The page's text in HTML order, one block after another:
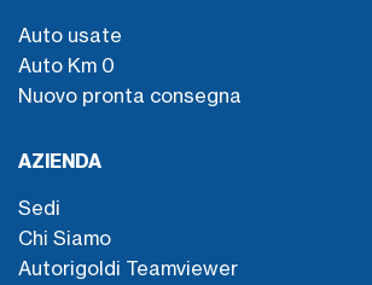
Auto usate
Auto Km 0
Nuovo pronta consegna
AZIENDA
Sedi
Chi Siamo
Autorigoldi Teamviewer